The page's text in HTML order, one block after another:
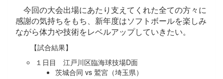
今回の大会出場にあたり支えてくれた全ての方々に
感謝の気持ちをもち、新年度はソフトボールを楽しみ
ながら体力や技術をレベルアップしていきたい。
【試合結果】
１日目 江戸川区臨海球技場D面
茨城合同 vs 鷲宮（埼玉県）